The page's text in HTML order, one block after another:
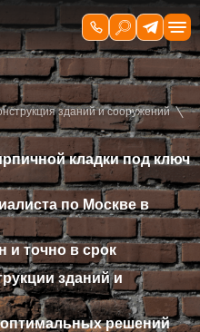
зданий и сооружений
кладки под ключ
по Москве в
и точно в срок
зданий и
решений